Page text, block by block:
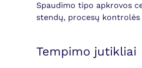
Spaudimo tipo apkrovos
stendų, procesų
Tempimo jutikliai